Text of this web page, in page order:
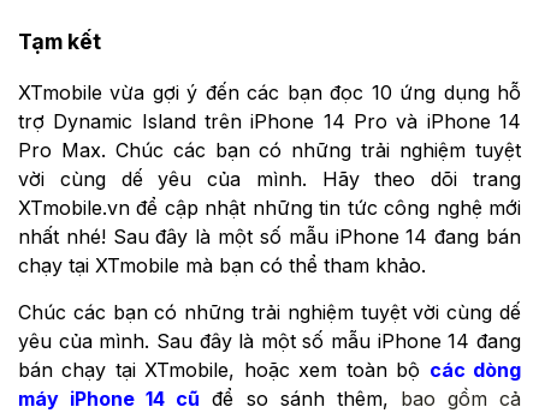
Tạm kết
XTmobile vừa gợi ý đến các bạn đọc 10 ứng dụng hỗ
trợ Dynamic Island trên iPhone 14 Pro và iPhone 14
Pro Max. Chúc các bạn có những trải nghiệm tuyệt
vời cùng dế yêu của mình. Hãy theo dõi trang
XTmobile.vn để cập nhật những tin tức công nghệ mới
nhất nhé! Sau đây là một số mẫu iPhone 14 đang bán
chạy tại XTmobile mà bạn có thể tham khảo.
Chúc các bạn có những trải nghiệm tuyệt vời cùng dế
yêu của mình. Sau đây là một số mẫu iPhone 14 đang
bán chạy tại XTmobile, hoặc xem toàn bộ các dòng
máy iPhone 14 cũ để so sánh thêm, bao gồm cả